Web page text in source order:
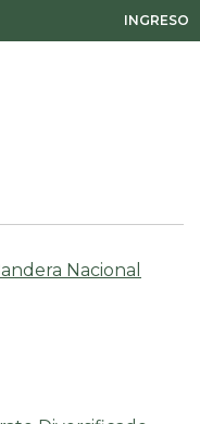
INGRESO
Nacional